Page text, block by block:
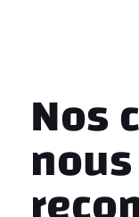
Nos
nous